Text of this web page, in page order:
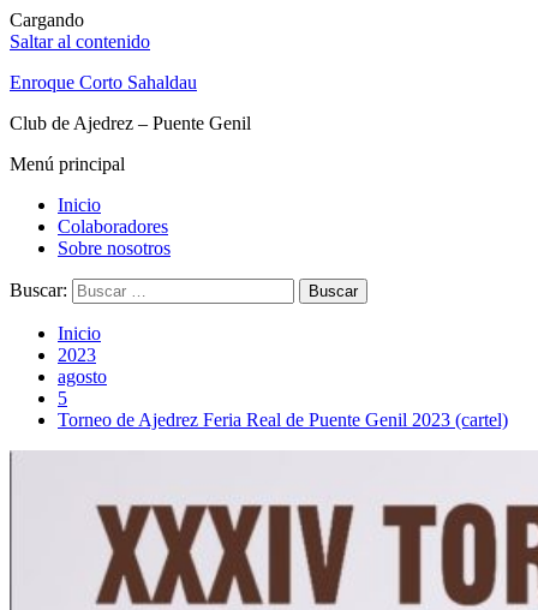
Cargando
Saltar al contenido
Enroque Corto Sahaldau
Club de Ajedrez – Puente Genil
Menú principal
Inicio
Colaboradores
Sobre nosotros
Buscar:
Inicio
2023
agosto
5
Torneo de Ajedrez Feria Real de Puente Genil 2023 (cartel)